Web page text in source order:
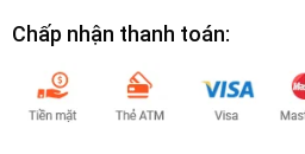
Chấp nhận thanh toán: